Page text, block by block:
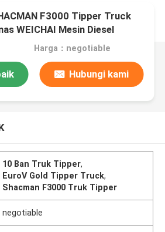
F3000 Tipper Truck
WEICHAI Mesin Diesel
Harga：negotiable
Hubungi kami
10 Ban Truk Tipper,
EuroV Gold Tipper Truck,
Shacman F3000 Truk Tipper
negotiable